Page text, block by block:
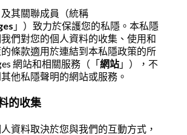
其關聯成員（統稱
」）致力於保護您的私隱。本私隱
們對您的個人資料的收集、使用和
條款適用於連結到本私隱政策的所
網站和相關服務（「網站」），不
他私隱聲明的網站或服務。
的收集
資料取決於您與我們的互動方式，